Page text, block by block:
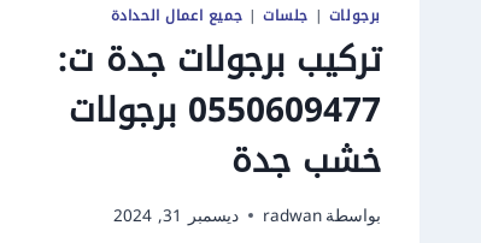
برجولات | جلسات| جميع اعمال الحدادة
تركيب برجولات جدة ت:
0550609477 برجولات
خشب جدة
بواسطةradwan ديسمبر 31, 2024